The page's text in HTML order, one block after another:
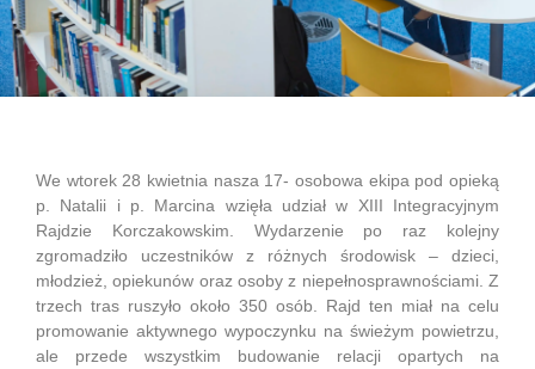
We wtorek 28 kwietnia nasza 17- osobowa ekipa pod opieką
p. Natalii i p. Marcina wzięła udział w XIII Integracyjnym
Rajdzie Korczakowskim. Wydarzenie po raz kolejny
zgromadziło uczestników z różnych środowisk – dzieci,
młodzież, opiekunów oraz osoby z niepełnosprawnościami. Z
trzech tras ruszyło około 350 osób. Rajd ten miał na celu
promowanie aktywnego wypoczynku na świeżym powietrzu,
ale przede wszystkim budowanie relacji opartych na